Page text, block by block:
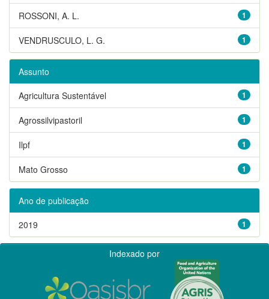
1
ROSSONI, A. L.
1
VENDRUSCULO, L. G.
Assunto
1
Agricultura Sustentável
1
Agrossilvipastoril
1
Ilpf
1
Mato Grosso
Ano de publicação
1
2019
Indexado por